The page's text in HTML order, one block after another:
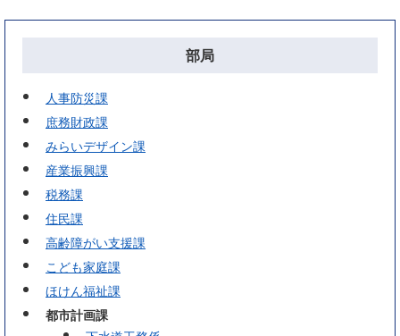
部局
人事防災課
庶務財政課
みらいデザイン課
産業振興課
税務課
住民課
高齢障がい支援課
こども家庭課
ほけん福祉課
都市計画課